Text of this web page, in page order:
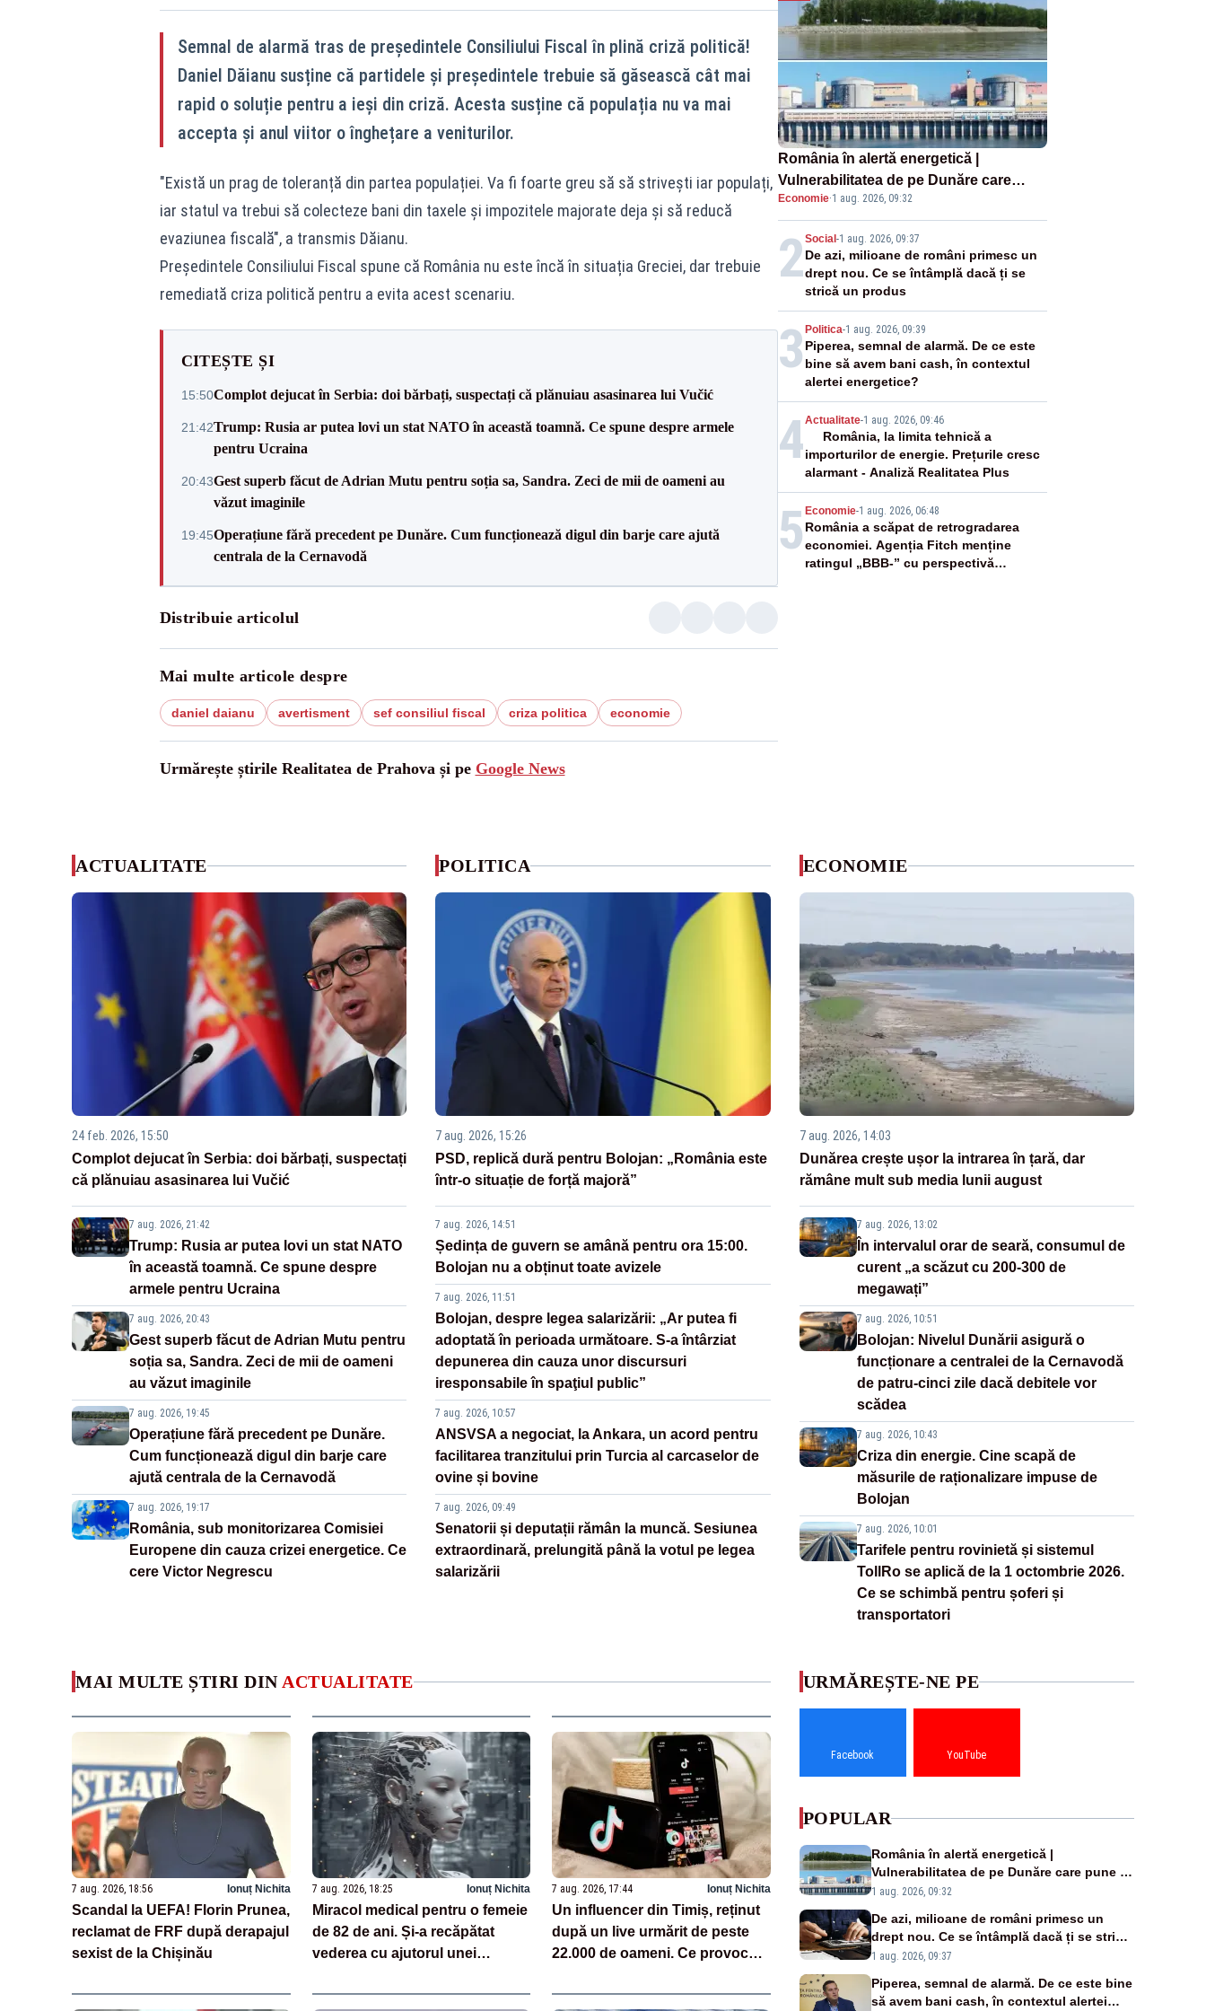
Semnal de alarmă tras de președintele Consiliului Fiscal în plină criză politică!
Daniel Dăianu susține că partidele și președintele trebuie să găsească cât mai
rapid o soluție pentru a ieși din criză. Acesta susține că populația nu va mai
accepta și anul viitor o înghețare a veniturilor.
"Există un prag de toleranță din partea populației. Va fi foarte greu să să strivești iar populați,
iar statul va trebui să colecteze bani din taxele și impozitele majorate deja și să reducă
evaziunea fiscală", a transmis Dăianu.
Președintele Consiliului Fiscal spune că România nu este încă în situația Greciei, dar trebuie
remediată criza politică pentru a evita acest scenariu.
CITEȘTE ȘI
15:50Complot dejucat în Serbia: doi bărbați, suspectați că plănuiau asasinarea lui Vučić
21:42Trump: Rusia ar putea lovi un stat NATO în această toamnă. Ce spune despre armele
pentru Ucraina
20:43Gest superb făcut de Adrian Mutu pentru soția sa, Sandra. Zeci de mii de oameni au
văzut imaginile
19:45Operațiune fără precedent pe Dunăre. Cum funcționează digul din barje care ajută
centrala de la Cernavodă
Distribuie articolul
Mai multe articole despre
daniel daianu avertisment sef consiliul fiscal criza politica economie
Urmărește știrile Realitatea de Prahova și pe Google News
România în alertă energetică |
Vulnerabilitatea de pe Dunăre care
pune în pericol Centrala Cernavodă era
cunoscută de pe vremea lui Ceaușescu
Economie·1 aug. 2026, 09:32
2Social -1 aug. 2026, 09:37
De azi, milioane de români primesc un
drept nou. Ce se întâmplă dacă ți se
strică un produs
3 Politica-1 aug. 2026, 09:39
Piperea, semnal de alarmă. De ce este
bine să avem bani cash, în contextul
alertei energetice?
4Actualitate-1 aug. 2026, 09:46
România, la limita tehnică a
importurilor de energie. Prețurile cresc
alarmant - Analiză Realitatea Plus
5 Economie-1 aug. 2026, 06:48
România a scăpat de retrogradarea
economiei. Agenția Fitch menține
ratingul „BBB-” cu perspectivă
ACTUALITATE
24 feb. 2026, 15:50
Complot dejucat în Serbia: doi bărbați, suspectați
că plănuiau asasinarea lui Vučić
7 aug. 2026, 21:42
Trump: Rusia ar putea lovi un stat NATO
în această toamnă. Ce spune despre
armele pentru Ucraina
7 aug. 2026, 20:43
Gest superb făcut de Adrian Mutu pentru
soția sa, Sandra. Zeci de mii de oameni
au văzut imaginile
7 aug. 2026, 19:45
Operațiune fără precedent pe Dunăre.
Cum funcționează digul din barje care
ajută centrala de la Cernavodă
7 aug. 2026, 19:17
România, sub monitorizarea Comisiei
Europene din cauza crizei energetice. Ce
cere Victor Negrescu
POLITICA
7 aug. 2026, 15:26
PSD, replică dură pentru Bolojan: „România este
într-o situație de forță majoră”
7 aug. 2026, 14:51
Ședința de guvern se amână pentru ora 15:00.
Bolojan nu a obținut toate avizele
7 aug. 2026, 11:51
Bolojan, despre legea salarizării: „Ar putea fi
adoptată în perioada următoare. S-a întârziat
depunerea din cauza unor discursuri
iresponsabile în spaţiul public”
7 aug. 2026, 10:57
ANSVSA a negociat, la Ankara, un acord pentru
facilitarea tranzitului prin Turcia al carcaselor de
ovine și bovine
7 aug. 2026, 09:49
Senatorii și deputații rămân la muncă. Sesiunea
extraordinară, prelungită până la votul pe legea
salarizării
ECONOMIE
7 aug. 2026, 14:03
Dunărea crește ușor la intrarea în țară, dar
rămâne mult sub media lunii august
7 aug. 2026, 13:02
În intervalul orar de seară, consumul de
curent „a scăzut cu 200-300 de
megawați”
7 aug. 2026, 10:51
Bolojan: Nivelul Dunării asigură o
funcționare a centralei de la Cernavodă
de patru-cinci zile dacă debitele vor
scădea
7 aug. 2026, 10:43
Criza din energie. Cine scapă de
măsurile de raționalizare impuse de
Bolojan
7 aug. 2026, 10:01
Tarifele pentru rovinietă și sistemul
TollRo se aplică de la 1 octombrie 2026.
Ce se schimbă pentru șoferi și
transportatori
MAI MULTE ȘTIRI DIN ACTUALITATE
7 aug. 2026, 18:56 Ionuț Nichita
Scandal la UEFA! Florin Prunea,
reclamat de FRF după derapajul
sexist de la Chișinău
7 aug. 2026, 18:25 Ionuț Nichita
Miracol medical pentru o femeie
de 82 de ani. Și-a recăpătat
vederea cu ajutorul unei
7 aug. 2026, 17:44 Ionuț Nichita
Un influencer din Timiș, reținut
după un live urmărit de peste
22.000 de oameni. Ce provocări
URMĂREȘTE-NE PE
Facebook YouTube
POPULAR
România în alertă energetică |
Vulnerabilitatea de pe Dunăre care pune în
pericol Centrala Cernavodă era cunoscută
1 aug. 2026, 09:32
De azi, milioane de români primesc un
drept nou. Ce se întâmplă dacă ți se strică
un produs
1 aug. 2026, 09:37
Piperea, semnal de alarmă. De ce este bine
să avem bani cash, în contextul alertei